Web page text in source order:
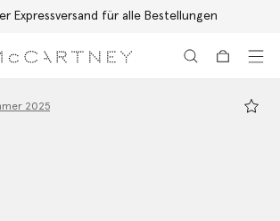
Expressversand für alle Bestellungen
2025